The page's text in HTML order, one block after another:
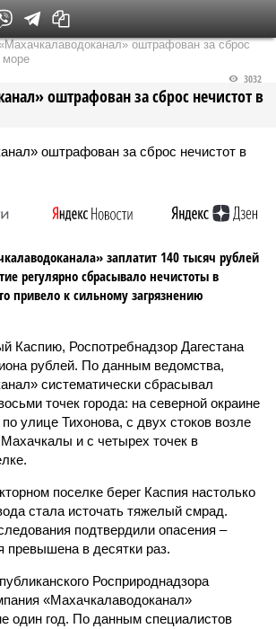
Версия на Кавказе
оштрафован за сброс
море
оштрафован за сброс нечистот в
3032
заплатит 140 тысяч рублей
регулярно сбрасывало нечистоты в
привело к сильному загрязнению
Каспию, Роспотребнадзор Дагестана
рублей. По данным ведомства,
систематически сбрасывал
точек города: на северной окраине
улице Тихонова, с двух стоков возле
Махачкалы и с четырех точек в
поселке берег Каспия настолько
стала источать тяжелый смрад.
подтвердили опасения –
превышена в десятки раз.
Росприроднадзора
«Махачкалаводоканал»
один год. По данным специалистов